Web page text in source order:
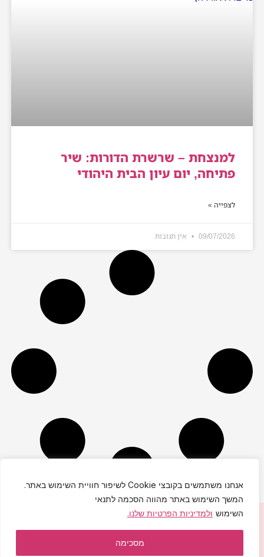
אנחנו משתמשים בקובצי Cookie לשיפור חוויית השימוש באתר.
המשך השימוש באתר מהווה הסכמה לתנאי
השימוש ולמדיניות הפרטיות שלנו.
מסכימה
למנצחת – שרשרת הדורות: שיר
פתיחה, יום עיון הבית היהודי
לצפייה »
09/07/2026 אין תגובות
יחי אדוננו מורנו ורבינו מלך המשיח לעולם ועד!